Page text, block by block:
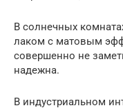
В солнечных
лаком с матовым
совершенно не
надежна.
В индустриальном